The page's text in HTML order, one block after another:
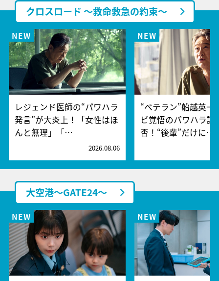
クロスロード ～救命救急の約束～
レジェンド医師の“パワハラ
発言”が大炎上！「女性はほ
んと無理」「…
2026.08.06
“ベテラン”船越英一
ビ覚悟のパワハラ謝
否！“後輩”だけに…
大空港～GATE24～